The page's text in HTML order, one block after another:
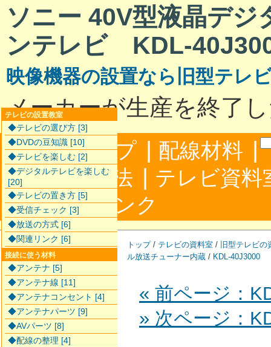
ソニー 40V型液晶デジ
ンテレビ KDL-
映像機器の設置なら旧型テレ
メーカーが生産を終了
サイトマップ | 配線材料 |
配線接続方法 | テレビ資料
合わせ|リンク
トップ/ テレビの資料室 / 旧型テレビの
ル放送チューナー内蔵 / KDL-40J3000
« 前ページ：
» 次ページ：
テレビの設置教室
◆テレビの選び方 [3]
◆DVDの豆知識 [10]
◆テレビを楽しむ [2]
◆デジタルテレビを楽しむ
[20]
◆テレビの置き方 [5]
◆受信チェック [3]
◆放送の方式 [6]
◆関連リンク [6]
接続に使う材料
◆アンテナ [5]
◆アンテナ線 [11]
◆アンテナコンセント [4]
◆アンテナパーツ [9]
◆AVパーツ [8]
◆配線の整理 [4]